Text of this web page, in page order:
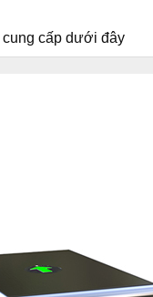
cung cấp dưới đây